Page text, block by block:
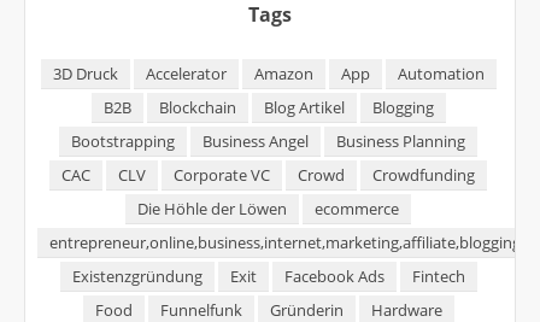
Tags
3D Druck Accelerator Amazon App
Automation
B2B
Blockchain Blog Artikel
Blogging
Bootstrapping
Business Angel
Business Planning
CAC
CLV Corporate VC Crowd
Crowdfunding
Die Höhle der Löwen
ecommerce
Existenzgründung
Exit Facebook Ads
Fintech
Food
Funnelfunk Gründerin
Hardware